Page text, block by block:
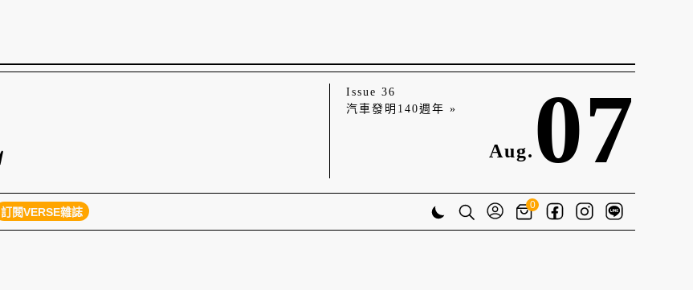
Issue 36
汽車發明140週年 »
Aug. 07
訂閱VERSE雜誌
0